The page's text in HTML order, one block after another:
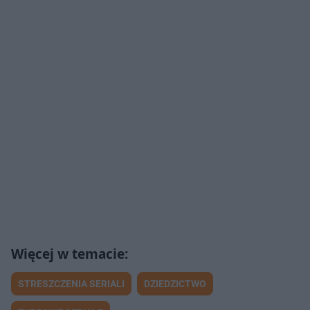
STRESZCZENIA SERIALI DZIEDZICTWO